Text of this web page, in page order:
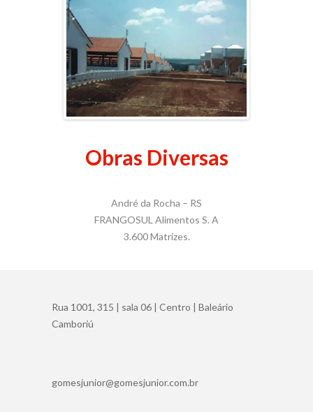
Obras Diversas
André da Rocha – RS
FRANGOSUL Alimentos S. A
3.600 Matrizes.
Rua 1001, 315 | sala 06 | Centro | Baleário
Camboriú
gomesjunior@gomesjunior.com.br